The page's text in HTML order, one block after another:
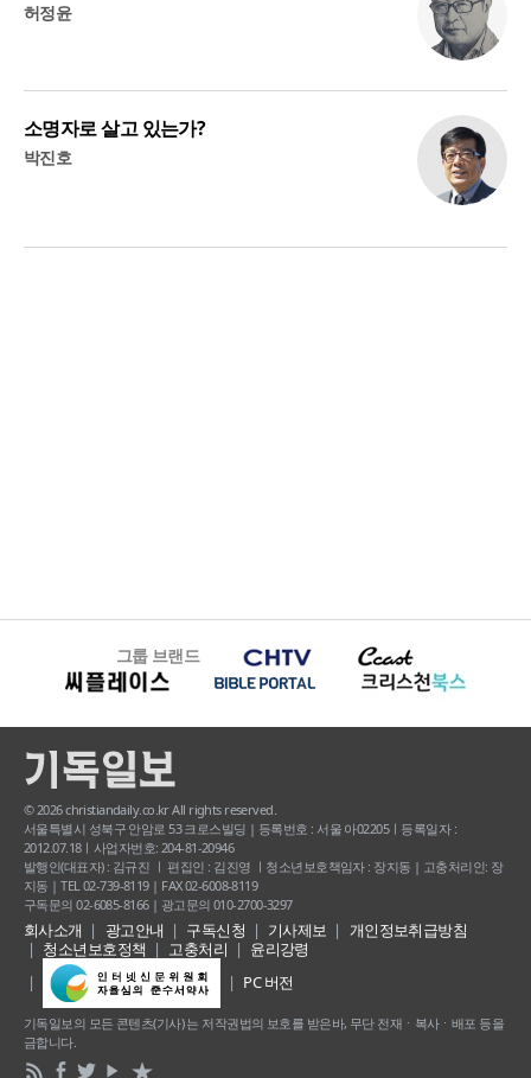
허정윤
소명자로 살고 있는가?
박진호
그룹 브랜드
© 2026 christiandaily.co.kr All rights reserved.
서울특별시 성북구 안암로 53 크로스빌딩 | 등록번호 : 서울 아02205ㅣ등록일자 :
2012.07.18ㅣ사업자번호: 204-81-20946
발행인(대표자) : 김규진 ㅣ 편집인 : 김진영 ㅣ청소년보호책임자 : 장지동 | 고충처리인: 장
지동 | TEL 02-739-8119 | FAX 02-6008-8119
구독문의 02-6085-8166 | 광고문의 010-2700-3297
회사소개 광고안내 구독신청 기사제보
개인정보취급방침
청소년보호정책
고충처리
윤리강령
PC 버전
기독일보의 모든 콘텐츠(기사) 는 저작권법의 보호를 받은바, 무단 전재ㆍ복사ㆍ배포 등을
금합니다.